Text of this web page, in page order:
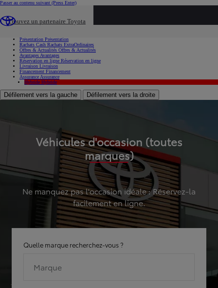
Passer au contenu suivant (Press Enter)
Trouvez un partenaire Toyota
Présentation Présentation
Rachats Cash Rachats ExtraOrdinaires
Offres & Actualités Offres & Actualités
Avantages Avantages
Réservation en ligne Réservation en ligne
Livraison Livraison
Financement Financement
Assurance Assurance
Hybride Hybride
Défilement vers la gauche Défilement vers la droite
Véhicules d'occasion (toutes
marques)
Ne manquez pas l'occasion idéale : Réservez-la
facilement en ligne.
Quelle marque recherchez-vous ?
Marque